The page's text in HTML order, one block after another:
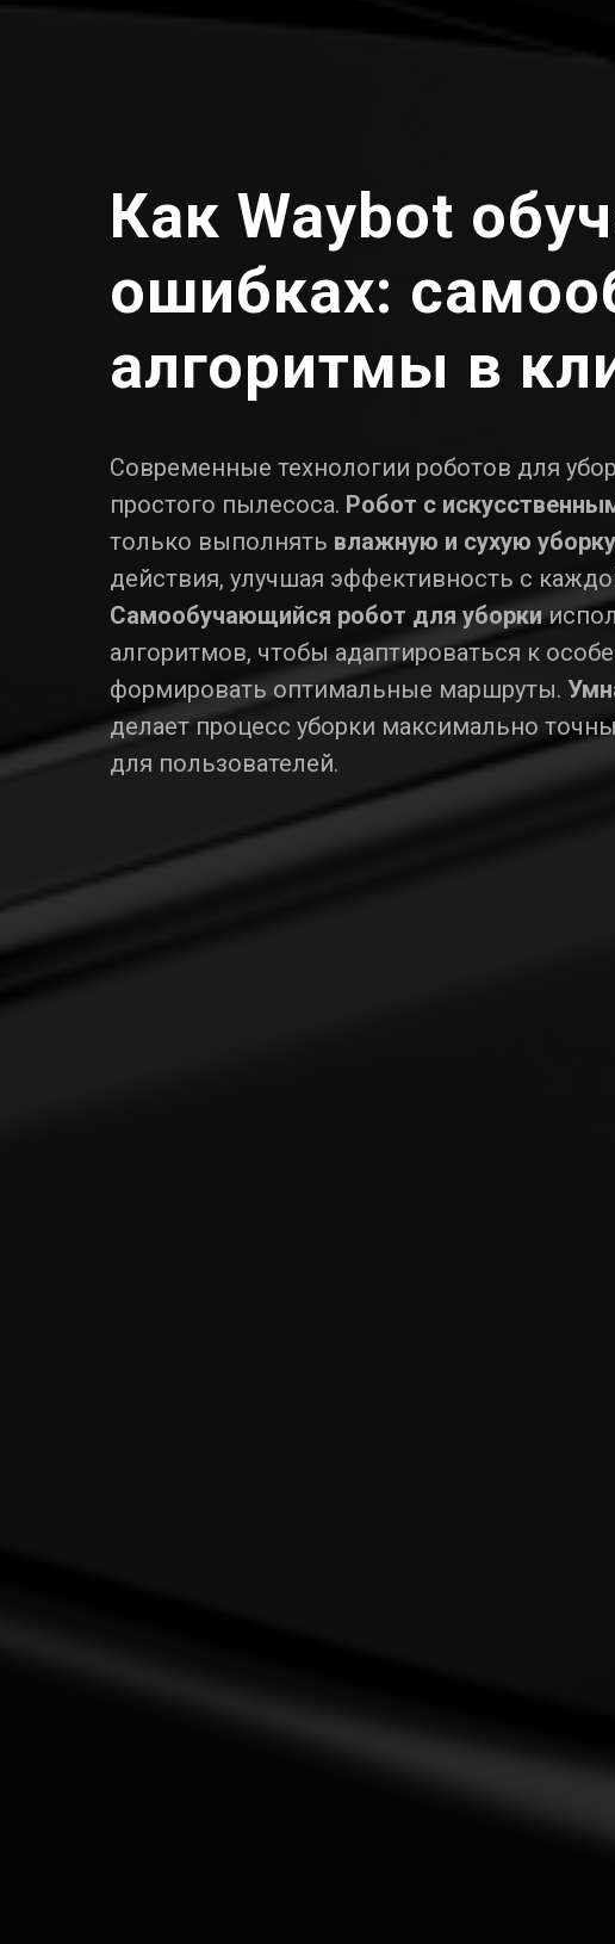
Как Waybot
ошибках:
алгоритмы в
Современные технологии роботов для
простого пылесоса. Робот с
только выполнять влажную и сухую уборку
действия, улучшая эффективность с
Самообучающийся робот для уборки
алгоритмов, чтобы адаптироваться к
формировать оптимальные маршруты.
делает процесс уборки максимально
для пользователей.